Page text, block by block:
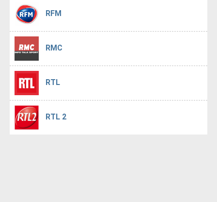
RFM
RMC
RTL
RTL 2